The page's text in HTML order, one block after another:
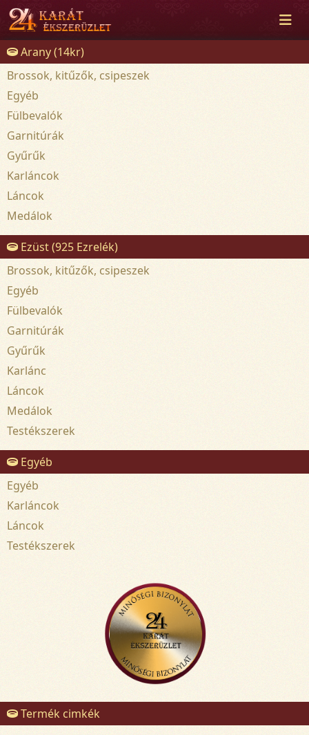
Arany (14kr)
Brossok, kitűzők, csipeszek
Egyéb
Fülbevalók
Garnitúrák
Gyűrűk
Karláncok
Láncok
Medálok
Ezüst (925 Ezrelék)
Brossok, kitűzők, csipeszek
Egyéb
Fülbevalók
Garnitúrák
Gyűrűk
Karlánc
Láncok
Medálok
Testékszerek
Egyéb
Egyéb
Karláncok
Láncok
Testékszerek
Termék cimkék